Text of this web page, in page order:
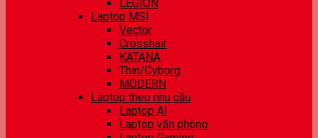
LEGION
Laptop MSI
Vector
Crosshair
KATANA
Thin/Cyborg
MODERN
Laptop theo nhu cầu
Laptop AI
Laptop văn phòng